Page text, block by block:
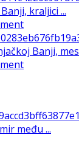
kraljici ...
Banji,
među ...